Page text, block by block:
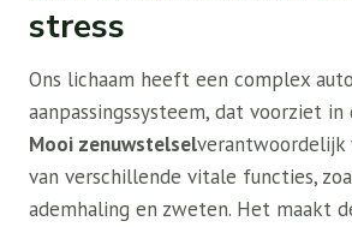
stress
Ons lichaam heeft een complex
aanpassingssysteem, dat voorziet in
Mooi zenuwstelsel
van verschillende vitale functies,
ademhaling en zweten. Het maakt